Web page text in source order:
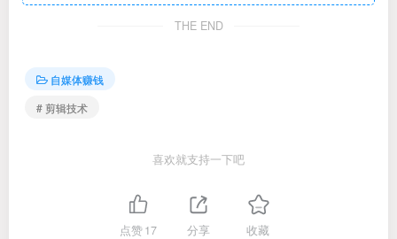
THE END
自媒体赚钱
# 剪辑技术
喜欢就支持一下吧
点赞17 分享 收藏